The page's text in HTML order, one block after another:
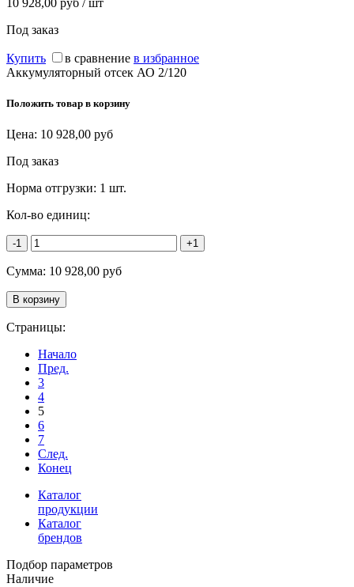
10 928,00 руб / шт
Под заказ
Купить в сравнение в избранное
Аккумуляторный отсек АО 2/120
Положить товар в корзину
Цена: 10 928,00 руб
Под заказ
Норма отгрузки: 1 шт.
Кол-во единиц:
-1 +1
Сумма: 10 928,00 руб
Страницы:
Начало
Пред.
3
4
5
6
7
След.
Конец
Каталог
продукции
Каталог
брендов
Подбор параметров
Наличие